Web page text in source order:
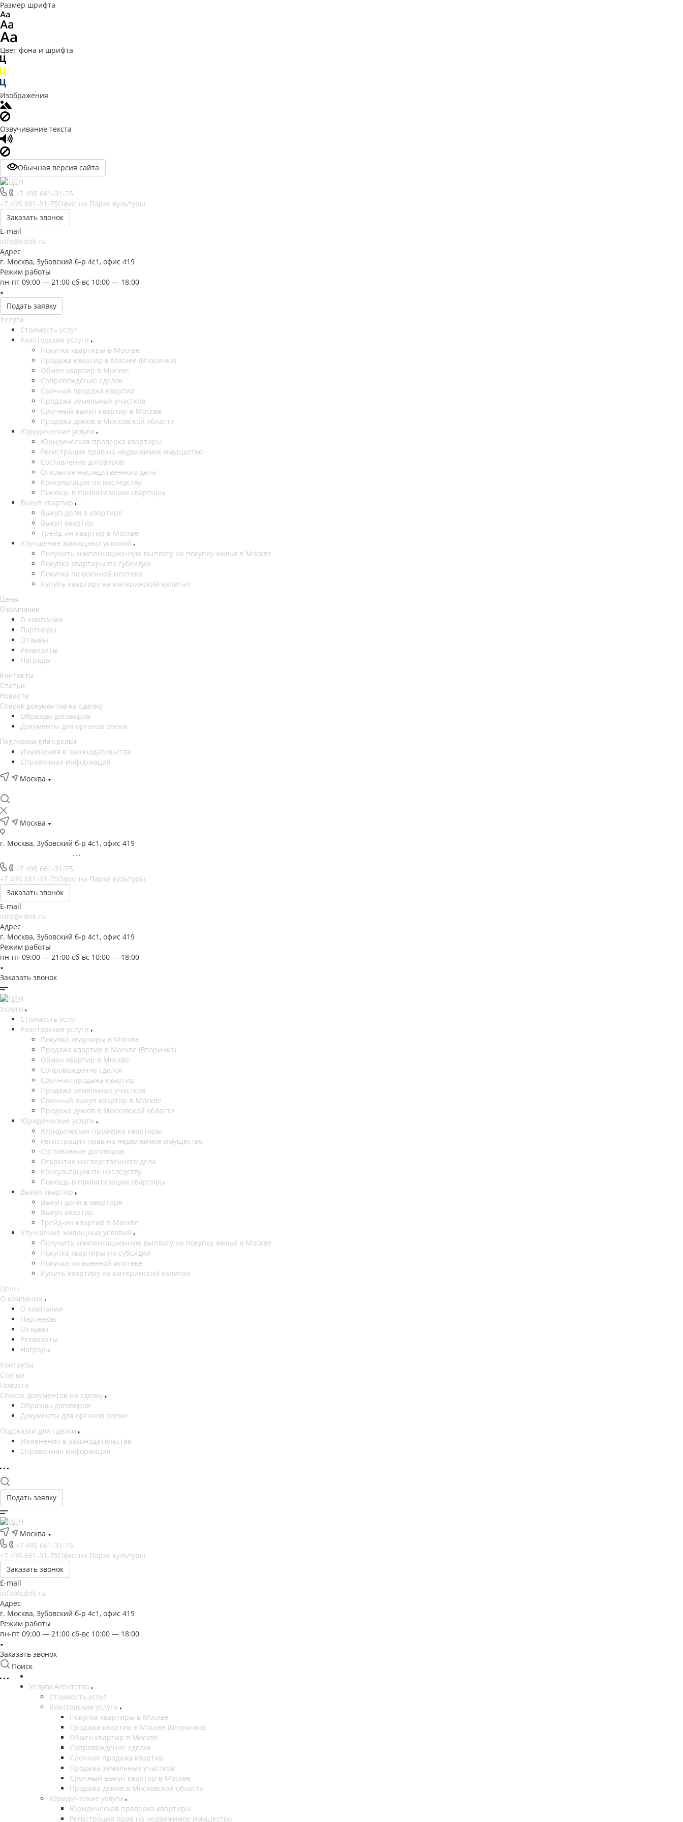
Размер шрифта
Цвет фона и шрифта
Изображения
Озвучивание текста
Обычная версия сайта
+7 495 661-31-75
+7 495 661-31-75Офис на Парке культуры
Заказать звонок
E-mail
info@cdnk.ru
Адрес
г. Москва, Зубовский б-р 4с1, офис 419
Режим работы
пн-пт 09:00 — 21:00 сб-вс 10:00 — 18:00
Подать заявку
Услуги
Стоимость услуг
Риэлторские услуги
Покупка квартиры в Москве
Продажа квартир в Москве (Вторичка)
Обмен квартир в Москве
Сопровождение сделок
Срочная продажа квартир
Продажа земельных участков
Срочный выкуп квартир в Москве
Продажа домов в Московской области
Юридические услуги
Юридическая проверка квартиры
Регистрация прав на недвижимое имущество
Составление договоров
Открытие наследственного дела
Консультация по наследству
Помощь в приватизации квартиры
Выкуп квартир
Выкуп доли в квартире
Выкуп квартир
Трейд-ин квартир в Москве
Улучшение жилищных условий
Получить компенсационную выплату на покупку жилья в Москве
Покупка квартиры по субсидии
Покупка по военной ипотеке
Купить квартиру на материнский капитал
Цены
О компании
О компании
Партнеры
Отзывы
Реквизиты
Награды
Контакты
Статьи
Новости
Список документов на сделку
Образцы договоров
Документы для органов опеки
Подсказки для сделки
Изменения в законодательстве
Справочная информация
Москва
Москва
г. Москва, Зубовский б-р 4с1, офис 419
...
+7 495 661-31-75
+7 495 661-31-75Офис на Парке культуры
Заказать звонок
E-mail
info@cdnk.ru
Адрес
г. Москва, Зубовский б-р 4с1, офис 419
Режим работы
пн-пт 09:00 — 21:00 сб-вс 10:00 — 18:00
Заказать звонок
Услуги
Стоимость услуг
Риэлторские услуги
Покупка квартиры в Москве
Продажа квартир в Москве (Вторичка)
Обмен квартир в Москве
Сопровождение сделок
Срочная продажа квартир
Продажа земельных участков
Срочный выкуп квартир в Москве
Продажа домов в Московской области
Юридические услуги
Юридическая проверка квартиры
Регистрация прав на недвижимое имущество
Составление договоров
Открытие наследственного дела
Консультация по наследству
Помощь в приватизации квартиры
Выкуп квартир
Выкуп доли в квартире
Выкуп квартир
Трейд-ин квартир в Москве
Улучшение жилищных условий
Получить компенсационную выплату на покупку жилья в Москве
Покупка квартиры по субсидии
Покупка по военной ипотеке
Купить квартиру на материнский капитал
Цены
О компании
О компании
Партнеры
Отзывы
Реквизиты
Награды
Контакты
Статьи
Новости
Список документов на сделку
Образцы договоров
Документы для органов опеки
Подсказки для сделки
Изменения в законодательстве
Справочная информация
Подать заявку
Москва
+7 495 661-31-75
+7 495 661-31-75Офис на Парке культуры
Заказать звонок
E-mail
info@cdnk.ru
Адрес
г. Москва, Зубовский б-р 4с1, офис 419
Режим работы
пн-пт 09:00 — 21:00 сб-вс 10:00 — 18:00
Заказать звонок
Поиск
Услуги Агентства
Стоимость услуг
Риэлторские услуги
Покупка квартиры в Москве
Продажа квартир в Москве (Вторичка)
Обмен квартир в Москве
Сопровождение сделок
Срочная продажа квартир
Продажа земельных участков
Срочный выкуп квартир в Москве
Продажа домов в Московской области
Юридические услуги
Юридическая проверка квартиры
Регистрация прав на недвижимое имущество